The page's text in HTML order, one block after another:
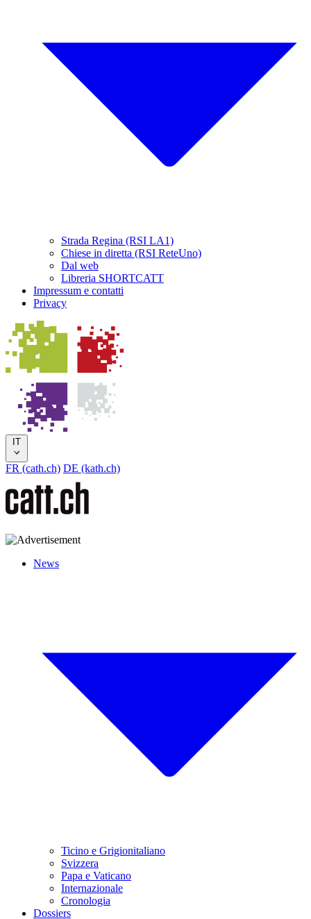
Strada Regina (RSI LA1)
Chiese in diretta (RSI ReteUno)
Dal web
Libreria SHORTCATT
Impressum e contatti
Privacy
IT
FR (cath.ch) DE (kath.ch)
News
Ticino e Grigionitaliano
Svizzera
Papa e Vaticano
Internazionale
Cronologia
Dossiers